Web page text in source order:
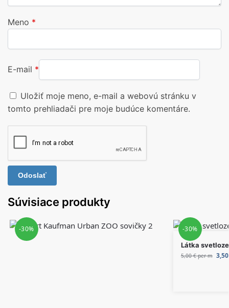
Meno *
E-mail *
Uložiť moje meno, e-mail a webovú stránku v
tomto prehliadači pre moje budúce komentáre.
Súvisiace produkty
-30% -30%
Látka
5,00€per m